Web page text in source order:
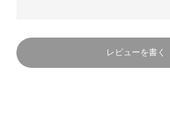
ドミナントと合わせてみました
レビューを書く